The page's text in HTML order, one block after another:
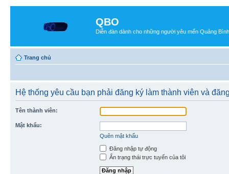
QBO
Diễn đàn dành cho những người yêu mến Quảng Bình
Trang chủ
Hệ thống yêu cầu bạn phải đăng ký làm thành viên và
Tên thành viên:
Mật khẩu:
Quên mật khẩu
Đăng nhập tự động
Ẩn trạng thái trực tuyến của tôi